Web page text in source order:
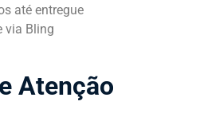
até entregue
via Bling
Atenção